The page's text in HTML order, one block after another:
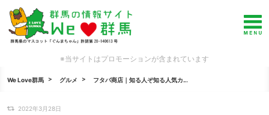
※当サイトはプロモーションが含まれています
We Love群馬 グルメ フタバ商店｜知る人ぞ知る人気カ...
2022年3月28日